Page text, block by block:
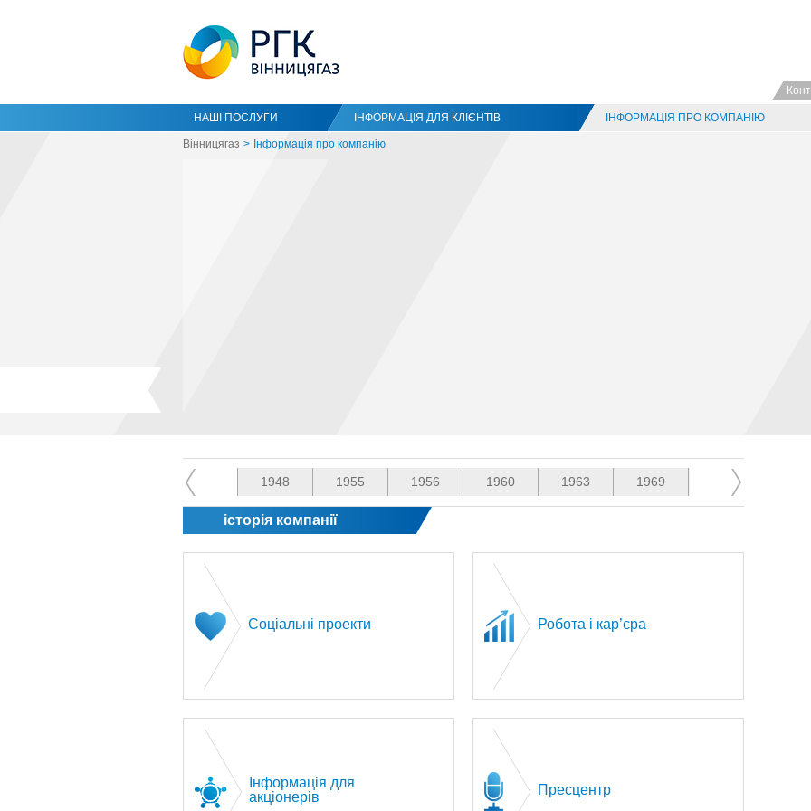
НАШІ ПОСЛУГИ ІНФОРМАЦІЯ ДЛЯ КЛІЄНТІВ ІНФОРМАЦІЯ ПРО КОМПАНІЮ
Вінницягаз Інформація про компанію
1948 1955 1956 1960 1963 1969 1974
історія компанії
Соціальні проекти Робота і кар’єра
Інформація для
акціонерів
Пресцентр